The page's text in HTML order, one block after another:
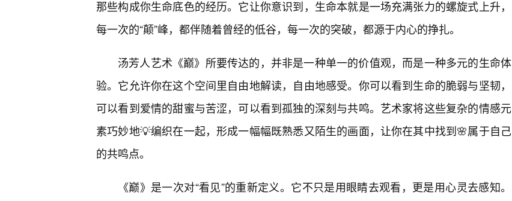
那些构成你生命底色的经历。它让你意识到，生命本就是一场充满张力的螺旋式上升，
每一次的“颠”峰，都伴随着曾经的低谷，每一次的突破，都源于内心的挣扎。
汤芳人艺术《巅》所要传达的，并非是一种单一的价值观，而是一种多元的生命体
验。它允许你在这个空间里自由地解读，自由地感受。你可以看到生命的脆弱与坚韧，
可以看到爱情的甜蜜与苦涩，可以看到孤独的深刻与共鸣。艺术家将这些复杂的情感元
素巧妙地💡编织在一起，形成一幅幅既熟悉又陌生的画面，让你在其中找到🌸属于自己
的共鸣点。
《巅》是一次对“看见”的重新定义。它不只是用眼睛去观看，更是用心灵去感知。